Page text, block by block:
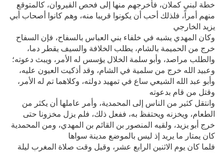
خطة لبني كملان، فأخرجهم منها إلى فحص القيروان، كالمتوقع
منهم أمراً، فلذلك أحب أن يكونوا قريبا منه، وهم كانوا أصحاب أبي
يزيد الخارجي
وكان المهدي يشبه في خلفاء بني العباس بالسفاح، فإن السفاح
خرج من الحميمة بالشام، يطلب الخلافة والسيف يقطر دما،
والطلب مراصد، وأبو سلمة الخلال يؤسس له الأمر، ويبث دعوته؛
وعبيد الله خرج من سلمية في الشام، وقد أذكيت العيون عليه،
وأبو عبد الله الشيعي ساع في تمهيد دولته، وكلاهما تم له الأمر،
وقتل من قام بدعوته
وانتقل كثير من الناس إلى المحمدية، وأمر عاملها أن يكثر من
الطعام، ويخزنه ويحتفظ به، ففعل ذلك، فلم يزل مخزونا حتى
خرج أبو يزيد، ولقيه المنصور بن القائم بن المهدي، ومن المحمدية
كان يمتار ما يريد إذ ليس بالموضع مدينة سواها
فلما كان يوم الاثنين الرابع عشر، وقيل وقت صلاة المغرب ليلة